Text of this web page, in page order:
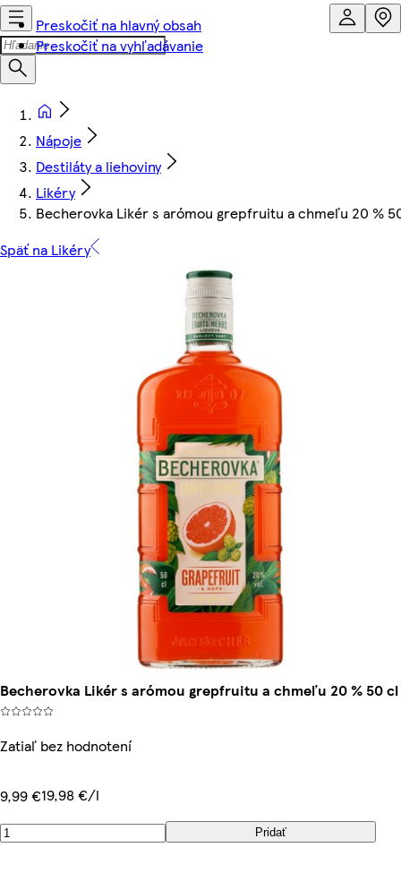
Preskočiť na hlavný obsah
Preskočiť na vyhľadávanie
Nápoje
Destiláty a liehoviny
Likéry
Becherovka Likér s arómou grepfruitu a chmeľu 20 %
Späť na Likéry
Becherovka Likér s arómou grepfruitu a chmeľu 20 % 50 cl
Zatiaľ bez hodnotení
9,99 €19,98 €/l
Pridať